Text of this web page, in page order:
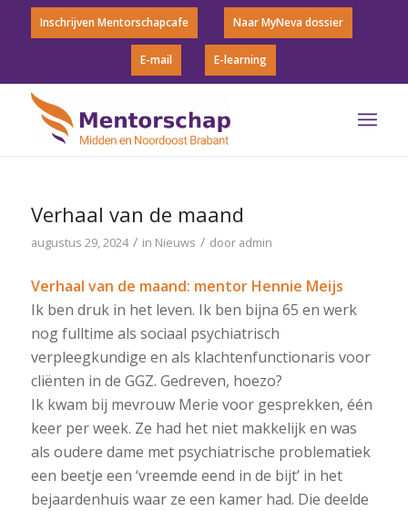
Inschrijven Mentorschapcafe Naar MyNeva dossier
E-mail E-learning
Verhaal van de maand
augustus 29, 2024 / in Nieuws / door admin
Verhaal van de maand: mentor Hennie Meijs
Ik ben druk in het leven. Ik ben bijna 65 en werk
nog fulltime als sociaal psychiatrisch
verpleegkundige en als klachtenfunctionaris voor
cliënten in de GGZ. Gedreven, hoezo?
Ik kwam bij mevrouw Merie voor gesprekken, één
keer per week. Ze had het niet makkelijk en was
als oudere dame met psychiatrische problematiek
een beetje een ‘vreemde eend in de bijt’ in het
bejaardenhuis waar ze een kamer had. Die deelde